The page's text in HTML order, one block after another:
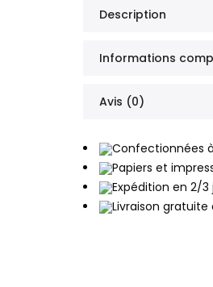
Description
Informations
Avis (0)
Confectionnées
Papiers et
Expédition en 2/3
Livraison gratuite